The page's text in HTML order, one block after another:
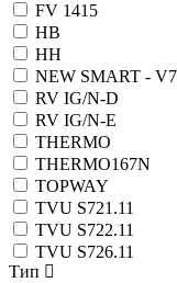
FV 1415
HB
HH
NEW SMART -
RV IG/N-D
RV IG/N-E
THERMO
THERMO167N
TOPWAY
TVU S721.11
TVU S722.11
TVU S726.11
Тип